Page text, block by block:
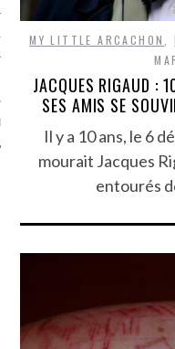
ARCACHON
MY LITTLE ARCACHON ,
JACQUES RIGAUD :
SES AMIS SE
Il y a 10 ans, le 6
mourait Jacques
entourés